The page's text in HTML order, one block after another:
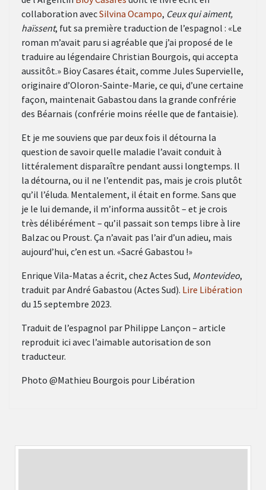
collaboration avecSilvina Ocampo, Ceux qui aiment,
haïssent, fut sa première traduction de l’espagnol : «Le
roman m’avait paru si agréable que j’ai proposé de le
traduire au légendaire Christian Bourgois, qui accepta
aussitôt.» Bioy Casares était, comme Jules Supervielle,
originaire d’Oloron-Sainte-Marie, ce qui, d’une certaine
façon, maintenait Gabastou dans la grande confrérie
des Béarnais (confrérie moins réelle que de fantaisie).
Et je me souviens que par deux fois il détourna la
question de savoir quelle maladie l’avait conduit à
littéralement disparaître pendant aussi longtemps. Il
la détourna, ou il ne l’entendit pas, mais je crois plutôt
qu’il l’éluda. Mentalement, il était en forme. Sans que
je le lui demande, il m’informa aussitôt – et je crois
très délibérément – qu’il passait son temps libre à lire
Balzac ou Proust. Ça n’avait pas l’air d’un adieu, mais
aujourd’hui, c’en est un. «Sacré Gabastou !»
Enrique Vila-Matas a écrit, chez Actes Sud, Montevideo,
traduit par André Gabastou (Actes Sud). Lire Libération
du 15 septembre 2023.
Traduit de l’espagnol par Philippe Lançon – article
reproduit ici avec l’aimable autorisation de son
traducteur.
Photo @Mathieu Bourgois pour Libération